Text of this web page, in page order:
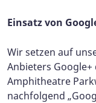
Einsatz von
Wir setzen auf
Anbieters Google+
Amphitheatre
nachfolgend